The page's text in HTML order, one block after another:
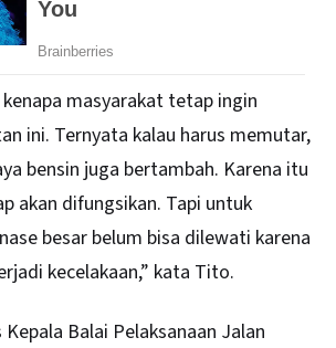
masyarakat tetap ingin
ini. Ternyata kalau harus memutar,
bensin juga bertambah. Karena itu
akan difungsikan. Tapi untuk
besar belum bisa dilewati karena
kecelakaan,” kata Tito.
Kepala Balai Pelaksanaan Jalan